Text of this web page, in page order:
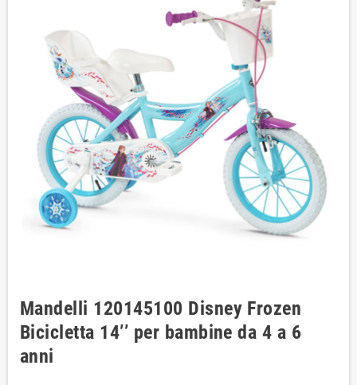
Mandelli 120145100 Disney Frozen
Bicicletta 14’’ per bambine da 4 a 6
anni